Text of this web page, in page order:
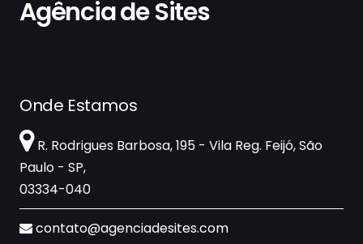
Agência de Sites
Onde Estamos
R. Rodrigues Barbosa, 195 - Vila Reg. Feijó, São
Paulo - SP,
03334-040
contato@agenciadesites.com